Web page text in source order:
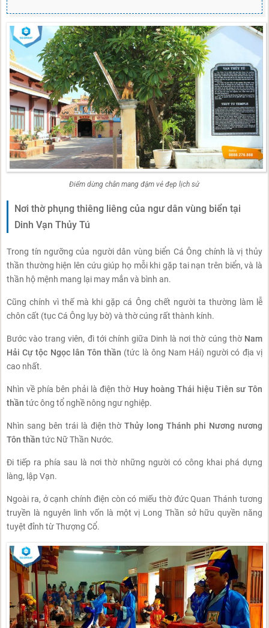
Điểm dừng chân mang đậm vẻ đẹp lịch sử
Nơi thờ phụng thiêng liêng của ngư dân vùng biển tại
Dinh Vạn Thủy Tú
Trong tín ngưỡng của người dân vùng biển Cá Ông chính là vị thủy
thần thường hiện lên cứu giúp họ mỗi khi gặp tai nạn trên biển, và là
thần hộ mệnh mang lại may mắn và bình an.
Cũng chính vì thế mà khi gặp cá Ông chết người ta thường làm lễ
chôn cất (tục Cá Ông lụy bờ) và thờ cúng rất thành kính.
Bước vào trang viên, đi tới chính giữa Dinh là nơi thờ cúng thờ Nam
Hải Cự tộc Ngọc lân Tôn thần (tức là ông Nam Hải) người có địa vị
cao nhất.
Nhìn về phía bên phải là điện thờ Huy hoàng Thái hiệu Tiên sư Tôn
thần tức ông tổ nghề nông ngư nghiệp.
Nhìn sang bên trái là điện thờThủy long Thánh phi Nương nương
Tôn thần tức Nữ Thần Nước.
Đi tiếp ra phía sau là nơi thờ những người có công khai phá dựng
làng, lập Vạn.
Ngoài ra, ở cạnh chính điện còn có miếu thờ đức Quan Thánh tương
truyền là nguyên linh vốn là một vị Long Thần sở hữu quyền năng
tuyệt đỉnh từ Thượng Cổ.